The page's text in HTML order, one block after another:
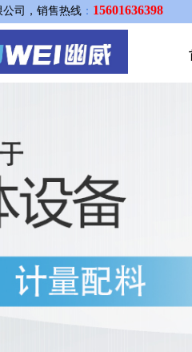
司，销售热线 ： 15601636398